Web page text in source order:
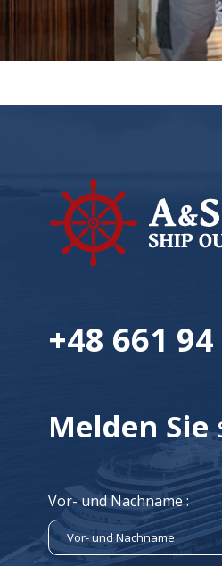
+48 661
Melden Sie
Vor- und Nachname :